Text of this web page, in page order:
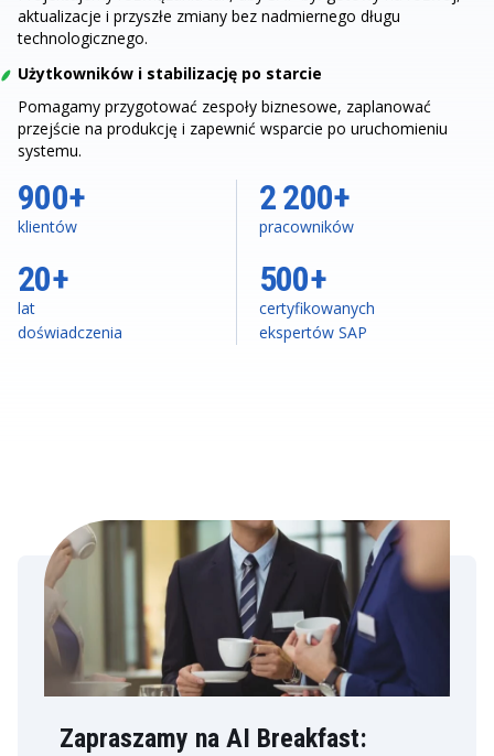
aktualizacje i przyszłe zmiany bez nadmiernego długu
technologicznego.
Użytkowników i stabilizację po starcie
Pomagamy przygotować zespoły biznesowe, zaplanować
przejście na produkcję i zapewnić wsparcie po uruchomieniu
systemu.
20+
lat
doświadczenia
900+
klientów
2 200+
pracowników
500+
certyfikowanych
ekspertów SAP
Zapraszamy na AI Breakfast: